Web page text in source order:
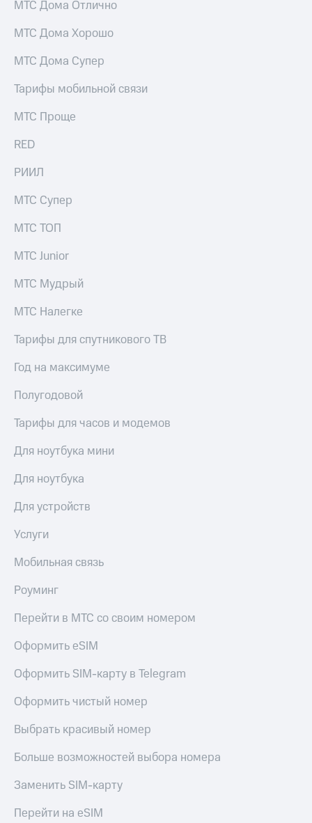
МТС Дома Отлично
МТС Дома Хорошо
МТС Дома Супер
Тарифы мобильной связи
МТС Проще
RED
РИИЛ
МТС Супер
МТС ТОП
МТС Junior
МТС Мудрый
МТС Налегке
Тарифы для спутникового ТВ
Год на максимуме
Полугодовой
Тарифы для часов и модемов
Для ноутбука мини
Для ноутбука
Для устройств
Услуги
Мобильная связь
Роуминг
Перейти в МТС со своим номером
Оформить eSIM
Оформить SIM-карту в Telegram
Оформить чистый номер
Выбрать красивый номер
Больше возможностей выбора номера
Заменить SIM-карту
Перейти на eSIM